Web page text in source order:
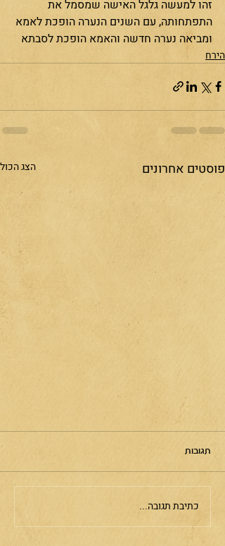
זהו למעשה גלגל האישה שמסמל את
התפתחותה, עם השנים הנערה הופכת לאמא
ומביאה נערה חדשה והאמא הופכת לסבתא
הירח
פוסטים אחרונים הצג הכול
קסם הירח
תגובות
כתיבת תגובה...